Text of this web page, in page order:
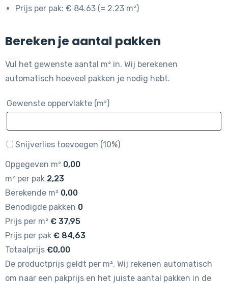
Prijs per pak: € 84.63 (= 2.23 m²)
Bereken je aantal pakken
Vul het gewenste aantal m² in. Wij berekenen
automatisch hoeveel pakken je nodig hebt.
Gewenste oppervlakte (m²)
Snijverlies toevoegen (10%)
Opgegeven m² 0,00
m² per pak 2,23
Berekende m² 0,00
Benodigde pakken 0
Prijs per m² € 37,95
Prijs per pak € 84,63
Totaalprijs €0,00
De productprijs geldt per m². Wij rekenen automatisch
om naar een pakprijs en het juiste aantal pakken in de